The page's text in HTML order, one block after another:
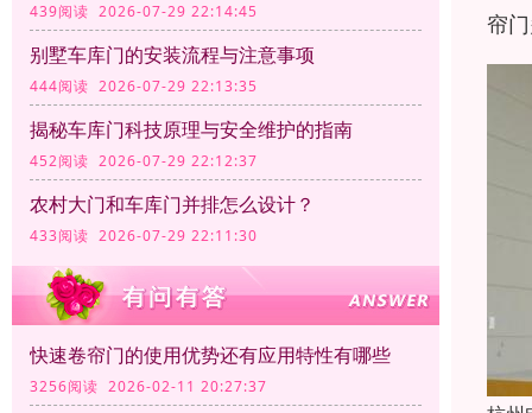
439阅读 2026-07-29 22:14:45
别墅车库门的安装流程与注意事项
444阅读 2026-07-29 22:13:35
揭秘车库门科技原理与安全维护的指南
452阅读 2026-07-29 22:12:37
农村大门和车库门并排怎么设计？
433阅读 2026-07-29 22:11:30
快速卷帘门的使用优势还有应用特性有哪些
3256阅读 2026-02-11 20:27:37
帘